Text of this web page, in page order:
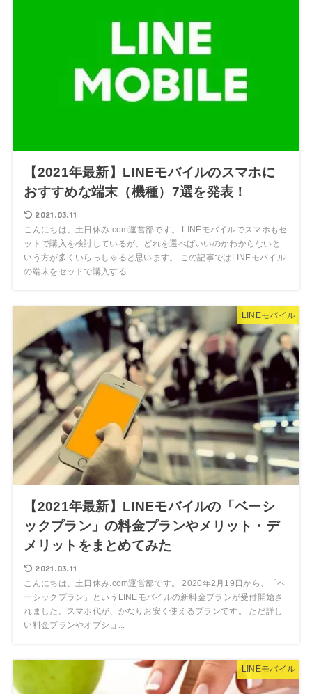
【2021年最新】LINEモバイルのスマホに
おすすめな端末（機種）7選を発表！
2021.03.11
こんにちは、土日休み.com運営部です。 LINEモバイルでスマホもセ
ットで購入を検討しているが、どれを選べばいいのかわからないと
いう方が多くいらっしゃると思います。 この記事ではLINEモバイル
の端末をセットで購入する...
LINEモバイル
【2021年最新】LINEモバイルの「ベーシ
ックプラン」の料金プランやメリット・デ
メリットをまとめてみた
2021.03.11
こんにちは、土日休み.com運営部です。 2020年2月19日から、「ベ
ーシックプラン」というLINEモバイルの新料金プランが受付開始さ
れました。スマホ代が、かなりお安く使えるプランです。 ただ詳し
い料金プランやオプショ...
LINEモバイル